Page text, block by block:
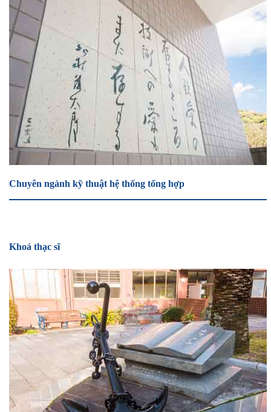
Chuyên ngành kỹ thuật hệ thống tổng hợp
Khoá thạc sĩ